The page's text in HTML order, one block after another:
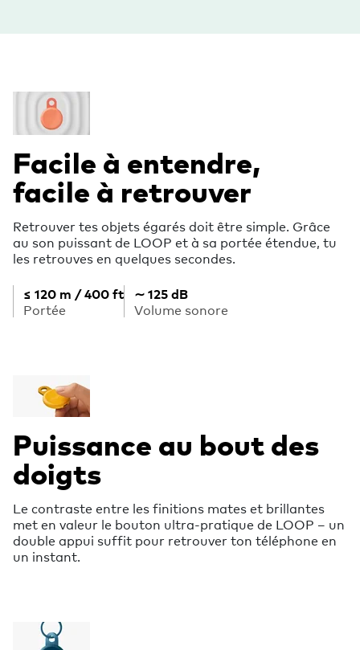
Facile à entendre,
facile à retrouver
Retrouver tes objets égarés doit être simple. Grâce
au son puissant de LOOP et à sa portée étendue, tu
les retrouves en quelques secondes.
≤ 120 m / 400 ft
Portée
∼ 125 dB
Volume sonore
Puissance au bout des
doigts
Le contraste entre les finitions mates et brillantes
met en valeur le bouton ultra-pratique de LOOP – un
double appui suffit pour retrouver ton téléphone en
un instant.